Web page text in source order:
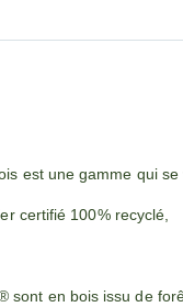
est une gamme qui se
certifié 100% recyclé,
sont en bois issu de